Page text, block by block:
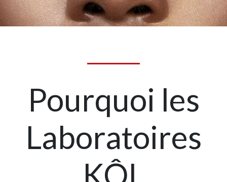
Pourquoi les
Laboratoires
KÔL